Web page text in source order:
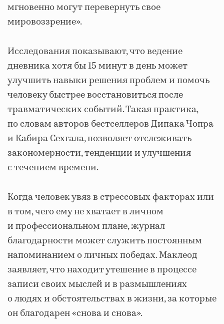
мгновенно могут перевернуть свое
мировоззрение».
Исследования показывают, что ведение
дневника хотя бы 15 минут в день может
улучшить навыки решения проблем и помочь
человеку быстрее восстановиться после
травматических событий. Такая практика,
по словам авторов бестселлеров Дипака Чопра
и Кабира Сехгала, позволяет отслеживать
закономерности, тенденции и улучшения
с течением времени.
Когда человек увяз в стрессовых факторах или
в том, чего ему не хватает в личном
и профессиональном плане, журнал
благодарности может служить постоянным
напоминанием о личных победах. Маклеод
заявляет, что находит утешение в процессе
записи своих мыслей и в размышлениях
о людях и обстоятельствах в жизни, за которые
он благодарен «снова и снова».